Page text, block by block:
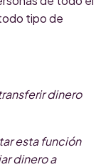
tipo de
dinero
esta función
dinero a